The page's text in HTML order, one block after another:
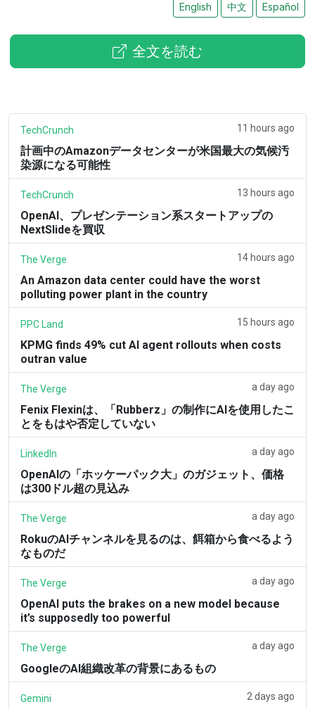
English 中文 Español
全文を読む
TechCrunch 11 hours ago
計画中のAmazonデータセンターが米国最大の気候汚
染源になる可能性
TechCrunch 13 hours ago
OpenAI、プレゼンテーション系スタートアップの
NextSlideを買収
The Verge 14 hours ago
An Amazon data center could have the worst
polluting power plant in the country
PPC Land 15 hours ago
KPMG finds 49% cut AI agent rollouts when costs
outran value
The Verge a day ago
Fenix Flexinは、「Rubberz」の制作にAIを使用したこ
とをもはや否定していない
LinkedIn a day ago
OpenAIの「ホッケーパック大」のガジェット、価格
は300ドル超の見込み
The Verge a day ago
RokuのAIチャンネルを見るのは、餌箱から食べるよう
なものだ
The Verge a day ago
OpenAI puts the brakes on a new model because
it’s supposedly too powerful
The Verge a day ago
GoogleのAI組織改革の背景にあるもの
Gemini 2 days ago